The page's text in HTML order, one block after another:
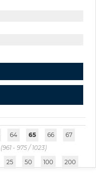
64 65 66
67
(961 - 975 / 1023)
25 50 100 200